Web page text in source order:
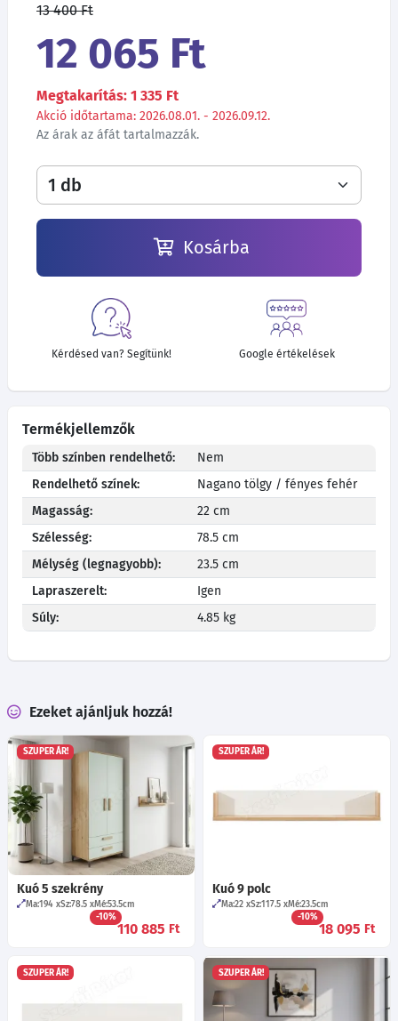
13 400 Ft
12 065 Ft
Megtakarítás: 1 335 Ft
Akció időtartama: 2026.08.01. - 2026.09.12.
Az árak az áfát tartalmazzák.
Kosárba
Kérdésed van? Segítünk! Google értékelések
Termékjellemzők
Több színben rendelhető:
Nem
Rendelhető színek:
Nagano tölgy / fényes fehér
Magasság:
22 cm
Szélesség:
78.5 cm
Mélység (legnagyobb):
23.5 cm
Lapraszerelt:
Igen
Súly:
4.85 kg
Ezeket ajánljuk hozzá!
SZUPER ÁR!
Kuó 5 szekrény
Ma:194 Sz:78.5 Mé:53.5cm
-10%
110 885 Ft
SZUPER ÁR!
Kuó 9 polc
Ma:22 Sz:117.5 Mé:23.5cm
-10%
18 095 Ft
SZUPER ÁR! SZUPER ÁR!